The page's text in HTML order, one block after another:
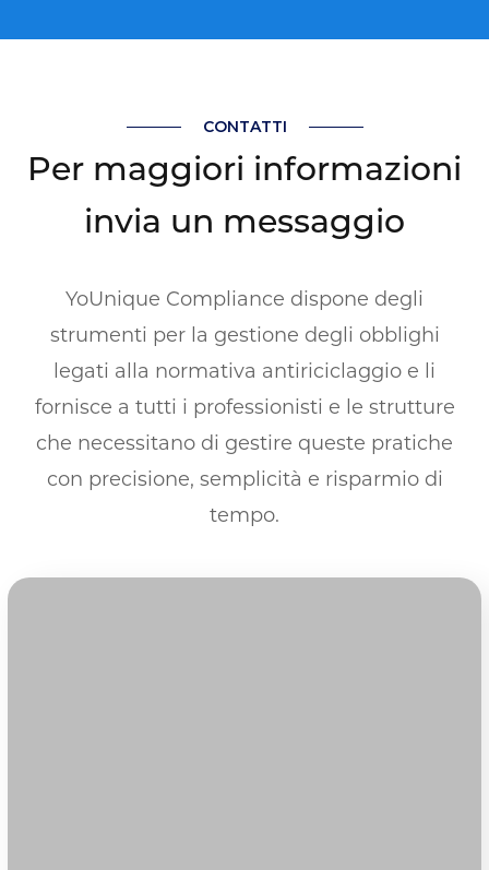
CONTATTI
Per maggiori informazioni
invia un messaggio
YoUnique Compliance dispone degli
strumenti per la gestione degli obblighi
legati alla normativa antiriciclaggio e li
fornisce a tutti i professionisti e le strutture
che necessitano di gestire queste pratiche
con precisione, semplicità e risparmio di
tempo.